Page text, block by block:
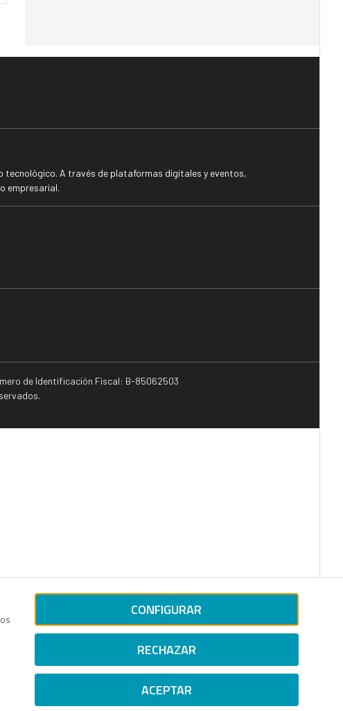
CONFIGURAR
RECHAZAR
ACEPTAR
tecnológico. A través de plataformas digitales y eventos,
empresarial.
de Identificación Fiscal: B-85062503